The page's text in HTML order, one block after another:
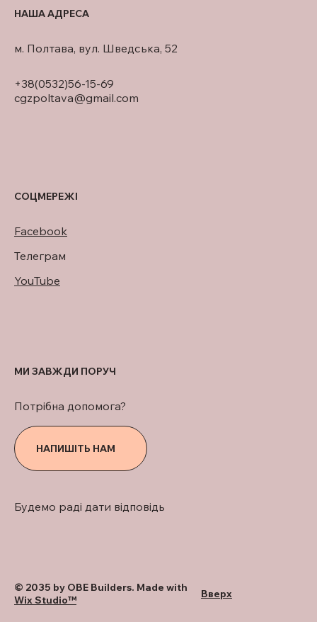
+38(0532)56-15-69
cgzpoltava@gmail.com
м. Полтава, вул. Шведська, 52
НАША АДРЕСА
СОЦМЕРЕЖІ
Facebook
Телеграм
YouTube
Будемо раді дати відповідь
НАПИШІТЬ НАМ
Потрібна допомога?
МИ ЗАВЖДИ ПОРУЧ
© 2035 by OBE Builders. Made with
Wix Studio™
Вверх